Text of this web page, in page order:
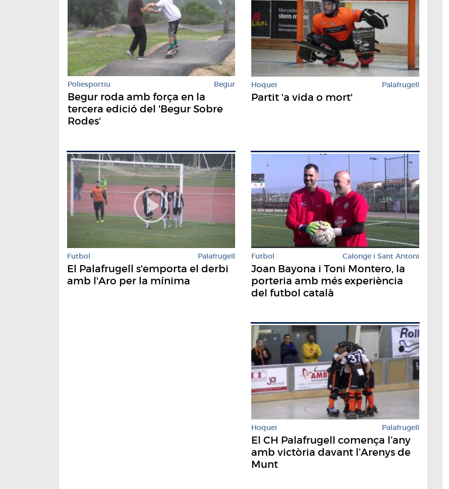
Poliesportiu Begur
Begur roda amb força en la
tercera edició del 'Begur Sobre
Rodes'
Hoquei Palafrugell
Partit 'a vida o mort'
Futbol Palafrugell
El Palafrugell s'emporta el derbi
amb l'Aro per la mínima
Futbol Calonge i Sant Antoni
Joan Bayona i Toni Montero, la
porteria amb més experiència
del futbol català
Hoquei Palafrugell
El CH Palafrugell comença l’any
amb victòria davant l’Arenys de
Munt